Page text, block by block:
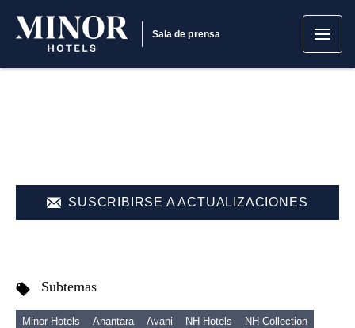
Sala de prensa
Subtemas
Minor Hotels Anantara Avani NH Hotels
NH Collection
SUSCRIBIRSE A ACTUALIZACIONES